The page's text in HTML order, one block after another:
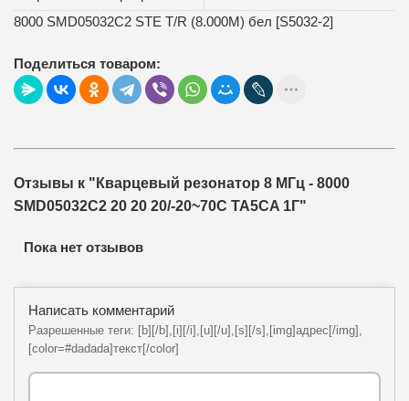
8000 SMD05032C2 STE T/R (8.000M) бел [S5032-2]
Поделиться товаром:
Отзывы к "Кварцевый резонатор 8 МГц - 8000
SMD05032C2 20 20 20/-20~70C TA5CA 1Г"
Пока нет отзывов
Написать комментарий
Разрешенные теги: [b][/b],[i][/i],[u][/u],[s][/s],[img]адрес[/img],
[color=#dadada]текст[/color]